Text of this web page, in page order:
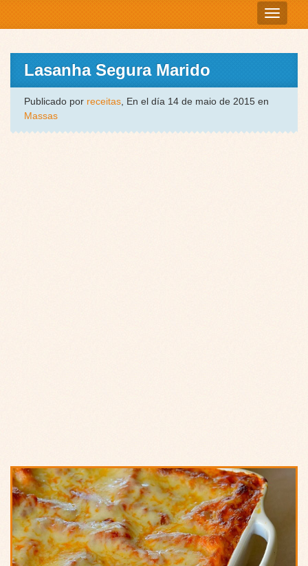
Lasanha Segura Marido
Publicado por receitas, En el día 14 de maio de 2015 en
Massas